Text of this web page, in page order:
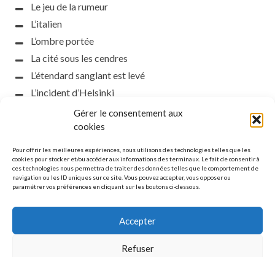
Gérer le consentement aux
cookies
Pour offrir les meilleures expériences, nous utilisons des technologies telles que les
cookies pour stocker et/ou accéder aux informations des terminaux. Le fait de consentir à
ces technologies nous permettra de traiter des données telles que le comportement de
navigation ou les ID uniques sur ce site. Vous pouvez accepter, vous opposer ou
paramétrer vos préférences en cliquant sur les boutons ci-dessous.
Accepter
Refuser
Le jeu de la rumeur
L’italien
L’ombre portée
La cité sous les cendres
L’étendard sanglant est levé
L’incident d’Helsinki
la petite fasciste
Toutes les nuances de la nuit
Que s’obscurcissent le soleil et la lumière
Le silence